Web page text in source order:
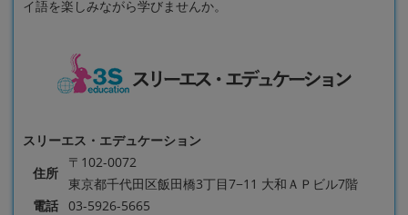
イ語を楽しみながら学びませんか。
スリーエス・エデュケーション
住所
〒102-0072
東京都千代田区飯田橋3丁目7−11 大和ＡＰビル7階
電話 03-5926-5665